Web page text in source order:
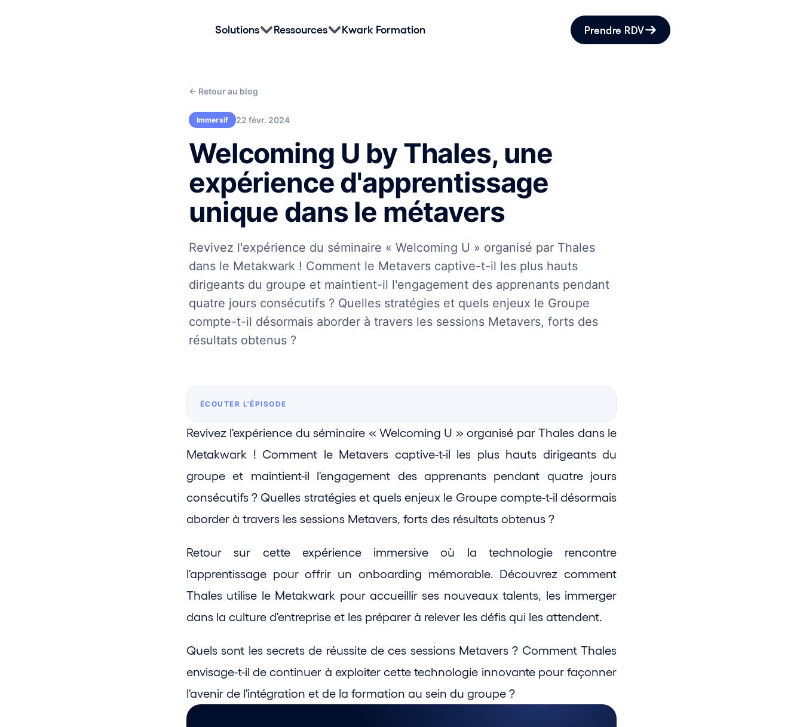
Solutions Ressources Kwark Formation Prendre RDV
← Retour au blog
Immersif 22 févr. 2024
Welcoming U by Thales, une
expérience d'apprentissage
unique dans le métavers
Revivez l'expérience du séminaire « Welcoming U » organisé par Thales
dans le Metakwark ! Comment le Metavers captive-t-il les plus hauts
dirigeants du groupe et maintient-il l'engagement des apprenants pendant
quatre jours consécutifs ? Quelles stratégies et quels enjeux le Groupe
compte-t-il désormais aborder à travers les sessions Metavers, forts des
résultats obtenus ?
ÉCOUTER L'ÉPISODE
Revivez l'expérience du séminaire « Welcoming U » organisé par Thales dans le
Metakwark ! Comment le Metavers captive-t-il les plus hauts dirigeants du
groupe et maintient-il l'engagement des apprenants pendant quatre jours
consécutifs ? Quelles stratégies et quels enjeux le Groupe compte-t-il désormais
aborder à travers les sessions Metavers, forts des résultats obtenus ?
Retour sur cette expérience immersive où la technologie rencontre
l'apprentissage pour offrir un onboarding mémorable. Découvrez comment
Thales utilise le Metakwark pour accueillir ses nouveaux talents, les immerger
dans la culture d'entreprise et les préparer à relever les défis qui les attendent.
Quels sont les secrets de réussite de ces sessions Metavers ? Comment Thales
envisage-t-il de continuer à exploiter cette technologie innovante pour façonner
l'avenir de l'intégration et de la formation au sein du groupe ?